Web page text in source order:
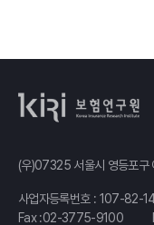
(우)07325 서울시 영등포
사업자등록번호 : 107-82-
Fax :02-3775-9100